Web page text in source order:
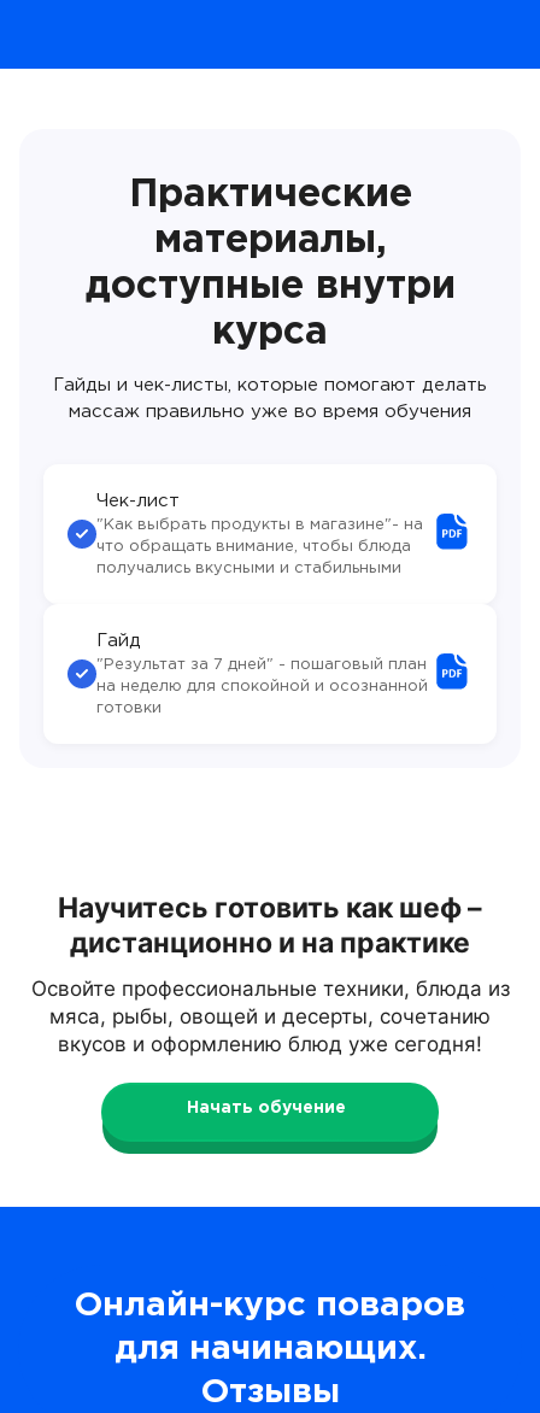
Практические
материалы,
доступные внутри
курса
Гайды и чек-листы, которые помогают делать
массаж правильно уже во время обучения
Чек-лист
"Как выбрать продукты в магазине"- на
что обращать внимание, чтобы блюда
получались вкусными и стабильными
Гайд
"Результат за 7 дней" - пошаговый план
на неделю для спокойной и осознанной
готовки
Научитесь готовить как шеф –
дистанционно и на практике
Освойте профессиональные техники, блюда из
мяса, рыбы, овощей и десерты, сочетанию
вкусов и оформлению блюд уже сегодня!
Начать обучение
Онлайн-курс поваров
для начинающих.
Отзывы